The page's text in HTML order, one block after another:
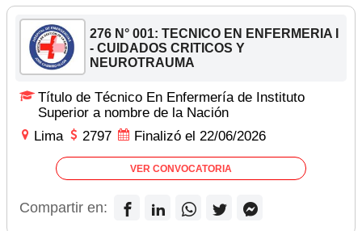
276 N° 001: TECNICO EN ENFERMERIA I
- CUIDADOS CRITICOS Y
NEUROTRAUMA
Título de Técnico En Enfermería de Instituto
Superior a nombre de la Nación
Lima
2797 Finalizó el 22/06/2026
VER CONVOCATORIA
Compartir en: